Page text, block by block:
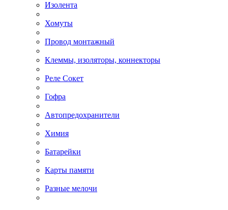
Изолента
Хомуты
Провод монтажный
Клеммы, изоляторы, коннекторы
Реле Сокет
Гофра
Автопредохранители
Химия
Батарейки
Карты памяти
Разные мелочи